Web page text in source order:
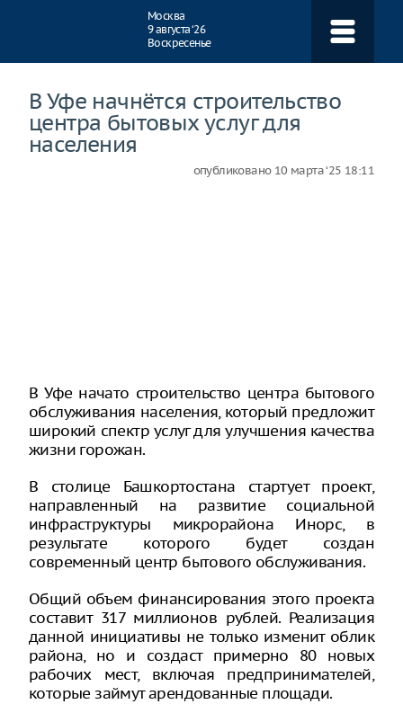
Москва
9 августа ‘26
Воскресенье
В Уфе начнётся строительство
центра бытовых услуг для
населения
опубликовано 10 марта ‘25 18:11
В Уфе начато строительство центра бытового
обслуживания населения, который предложит
широкий спектр услуг для улучшения качества
жизни горожан.
В столице Башкортостана стартует проект,
направленный на развитие социальной
инфраструктуры микрорайона Инорс, в
результате которого будет создан
современный центр бытового обслуживания.
Общий объем финансирования этого проекта
составит 317 миллионов рублей. Реализация
данной инициативы не только изменит облик
района, но и создаст примерно 80 новых
рабочих мест, включая предпринимателей,
которые займут арендованные площади.